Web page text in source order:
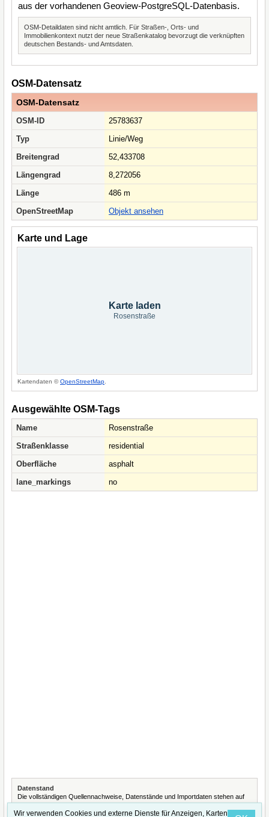
aus der vorhandenen Geoview-PostgreSQL-Datenbasis.
OSM-Detaildaten sind nicht amtlich. Für Straßen-, Orts- und
Immobilienkontext nutzt der neue Straßenkatalog bevorzugt die verknüpften
deutschen Bestands- und Amtsdaten.
OSM-Datensatz
OSM-Datensatz
OSM-ID
25783637
Typ
Linie/Weg
Breitengrad
52,433708
Längengrad
8,272056
Länge
486 m
OpenStreetMap
Objekt ansehen
Karte und Lage
Karte laden
Rosenstraße
Kartendaten ©OpenStreetMap
Ausgewählte OSM-Tags
Name
Rosenstraße
Straßenklasse
residential
Oberfläche
asphalt
lane_markings
no
Datenstand
Die vollständigen Quellennachweise, Datenstände und Importdaten stehen auf
der SeiteQuellennachweise und Datenimporte.
Wir verwenden Cookies und externe Dienste für Anzeigen, Karten